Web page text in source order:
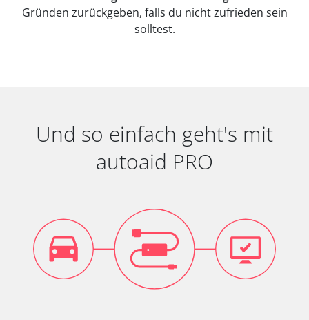
Gründen zurückgeben, falls du nicht zufrieden sein
solltest.
Und so einfach geht's mit
autoaid PRO